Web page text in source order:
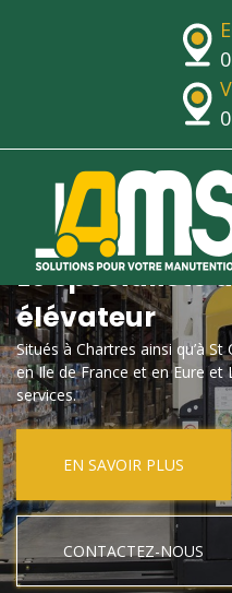
Le spécialiste
élévateur
Situés à Chartres ainsi qu’à
en Ile de France et en Eure
services.
EN SAVOIR PLUS
CONTACTEZ-NOUS